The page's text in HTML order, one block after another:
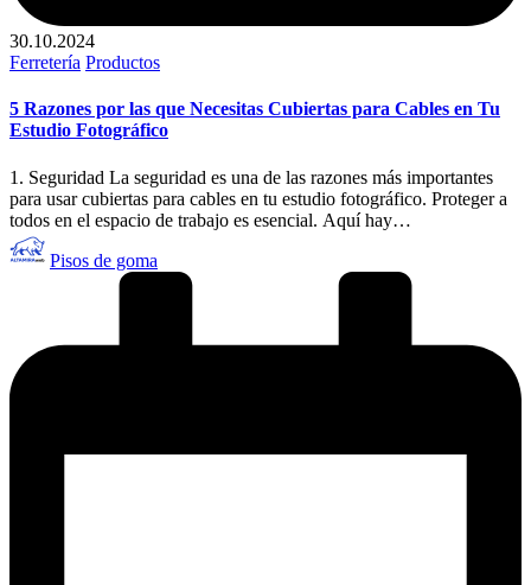
30.10.2024
Publicado
Ferretería Productos
5 Razones por las que Necesitas Cubiertas para Cables en Tu
Estudio Fotográfico
1. Seguridad La seguridad es una de las razones más importantes
para usar cubiertas para cables en tu estudio fotográfico. Proteger a
todos en el espacio de trabajo es esencial. Aquí hay…
Publicado
por
Pisos de goma